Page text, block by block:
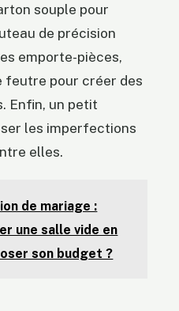
souple pour
de précision
emporte-pièces,
feutre pour créer des
Enfin, un petit
les imperfections
elles.
de mariage :
une salle vide en
son budget ?